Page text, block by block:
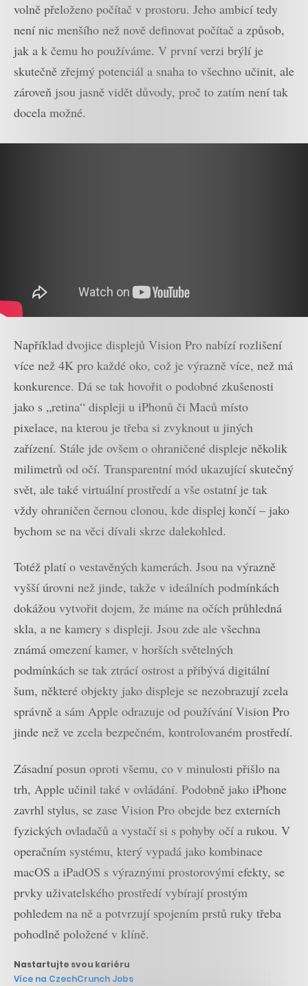
volně přeloženo počítač v prostoru. Jeho ambicí tedy
není nic menšího než nově definovat počítač a způsob,
jak a k čemu ho používáme. V první verzi brýlí je
skutečně zřejmý potenciál a snaha to všechno učinit, ale
zároveň jsou jasně vidět důvody, proč to zatím není tak
docela možné.
Například dvojice displejů Vision Pro nabízí rozlišení
více než 4K pro každé oko, což je výrazně více, než má
konkurence. Dá se tak hovořit o podobné zkušenosti
jako s „retina“ displeji u iPhonů či Maců místo
pixelace, na kterou je třeba si zvyknout u jiných
zařízení. Stále jde ovšem o ohraničené displeje několik
milimetrů od očí. Transparentní mód ukazující skutečný
svět, ale také virtuální prostředí a vše ostatní je tak
vždy ohraničen černou clonou, kde displej končí – jako
bychom se na věci dívali skrze dalekohled.
Totéž platí o vestavěných kamerách. Jsou na výrazně
vyšší úrovni než jinde, takže v ideálních podmínkách
dokážou vytvořit dojem, že máme na očích průhledná
skla, a ne kamery s displeji. Jsou zde ale všechna
známá omezení kamer, v horších světelných
podmínkách se tak ztrácí ostrost a přibývá digitální
šum, některé objekty jako displeje se nezobrazují zcela
správně a sám Apple odrazuje od používání Vision Pro
jinde než ve zcela bezpečném, kontrolovaném prostředí.
Zásadní posun oproti všemu, co v minulosti přišlo na
trh, Apple učinil také v ovládání. Podobně jako iPhone
zavrhl stylus, se zase Vision Pro obejde bez externích
fyzických ovladačů a vystačí si s pohyby očí a rukou. V
operačním systému, který vypadá jako kombinace
macOS a iPadOS s výraznými prostorovými efekty, se
prvky uživatelského prostředí vybírají prostým
pohledem na ně a potvrzují spojením prstů ruky třeba
pohodlně položené v klíně.
Nastartujte svou kariéru
Více na CzechCrunch Jobs